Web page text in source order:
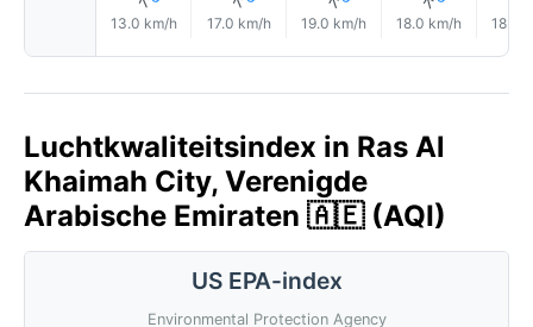
13.0 km/h 17.0 km/h 19.0 km/h 18.0 km/h 18.0
Luchtkwaliteitsindex in Ras Al
Khaimah City, Verenigde
Arabische Emiraten 🇦🇪 (AQI)
US EPA-index
Environmental Protection Agency